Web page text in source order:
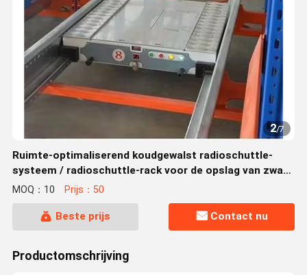
2/7
Ruimte-optimaliserend koudgewalst radioschuttle-
systeem / radioschuttle-rack voor de opslag van zware
pallets
MOQ：10 Prijs：50
Beste prijs Contact nu
Productomschrijving